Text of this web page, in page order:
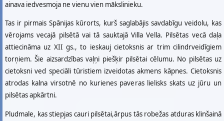
ainava iedvesmoja ne vienu vien mākslinieku.
Tas ir pirmais Spānijas kūrorts, kurš saglabājis savdabīgu veidolu, kas
vērojams vecajā pilsētā vai tā sauktajā Villa Vella. Pilsētas vecā daļa
attiecināma uz XII gs., to ieskauj cietoksnis ar trim cilindrveidīgiem
torņiem. Šie aizsardzības vaļņi piešķir pilsētai cēlumu. No pilsētas uz
cietoksni ved speciāli tūristiem izveidotas akmens kāpnes. Cietoksnis
atrodas kalna virsotnē no kurienes paveras lielisks skats uz jūru un
pilsētas apkārtni.
Pludmale, kas stiepjas cauri pilsētai,ārpus tās robežas atduras klinšainā